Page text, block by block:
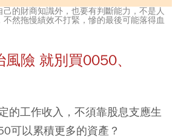
的財商知識外，也要有判斷能力，不是人
然拖慢績效不打緊，慘的最後可能落得血
險 就別買0050、
的工作收入，不須靠股息支應生
可以累積更多的資產？